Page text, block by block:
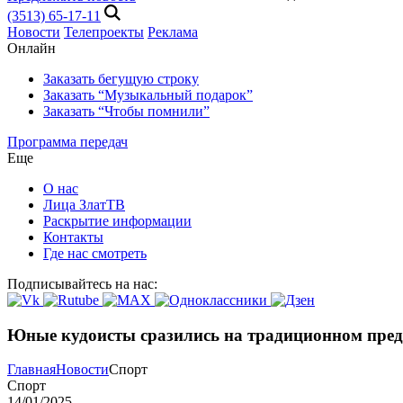
(3513) 65-17-11
Новости Телепроекты Реклама
Онлайн
Заказать бегущую строку
Заказать “Музыкальный подарок”
Заказать “Чтобы помнили”
Программа передач
Еще
О нас
Лица ЗлатТВ
Раскрытие информации
Контакты
Где нас смотреть
Подписывайтесь на нас:
Юные кудоисты сразились на традиционном
ГлавнаяНовостиСпорт
Спорт